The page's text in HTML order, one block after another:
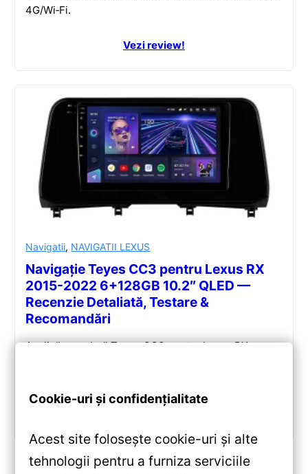
4G/Wi‑Fi.
Vezi review!
Navigatii, NAVIGATII LEXUS
Navigație Teyes CC3 pentru Lexus RX
2015-2022 6+128GB 10.2″ QLED —
Recenzie Detaliată, Testare &
Recomandări
Analiză completă Teyes CC3 pentru Lexus RX:
Cookie-uri și confidențialitate
Acest site folosește cookie-uri și alte
tehnologii pentru a furniza serviciile